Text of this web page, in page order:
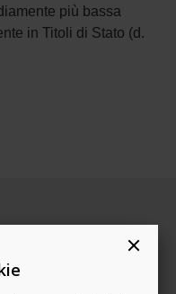
più bassa
in Titoli di Stato (d.